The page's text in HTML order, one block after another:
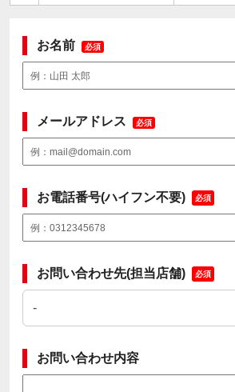
お名前 必須
メールアドレス 必須
お電話番号(ハイフン不要) 必須
お問い合わせ先(担当店舗) 必須
お問い合わせ内容